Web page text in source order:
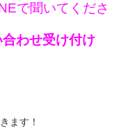
で聞いてくださ
わせ受け付け
ます！